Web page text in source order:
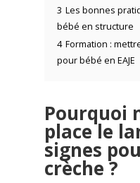
3 Les bonnes
bébé en structure
4 Formation :
pour bébé en EAJE
Pourquoi
place le
signes
crèche ?